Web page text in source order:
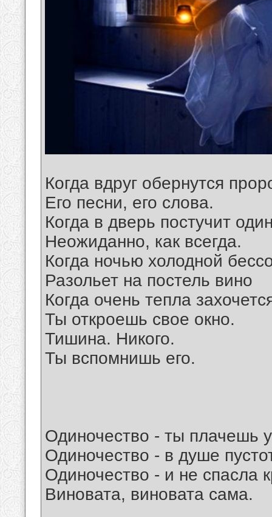
Когда вдруг обернутся
Его песни, его слова.
Когда в дверь постучит
Неожиданно, как всегда.
Когда ночью холодной
Разольет на постель вино
Когда очень тепла
Ты откроешь свое окно.
Тишина. Никого.
Ты вспомнишь его.
Одиночество - ты плачешь
Одиночество - в душе
Одиночество - и не спасла
Виновата, виновата сама.